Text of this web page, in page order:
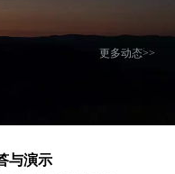
更多动态>>
与演示